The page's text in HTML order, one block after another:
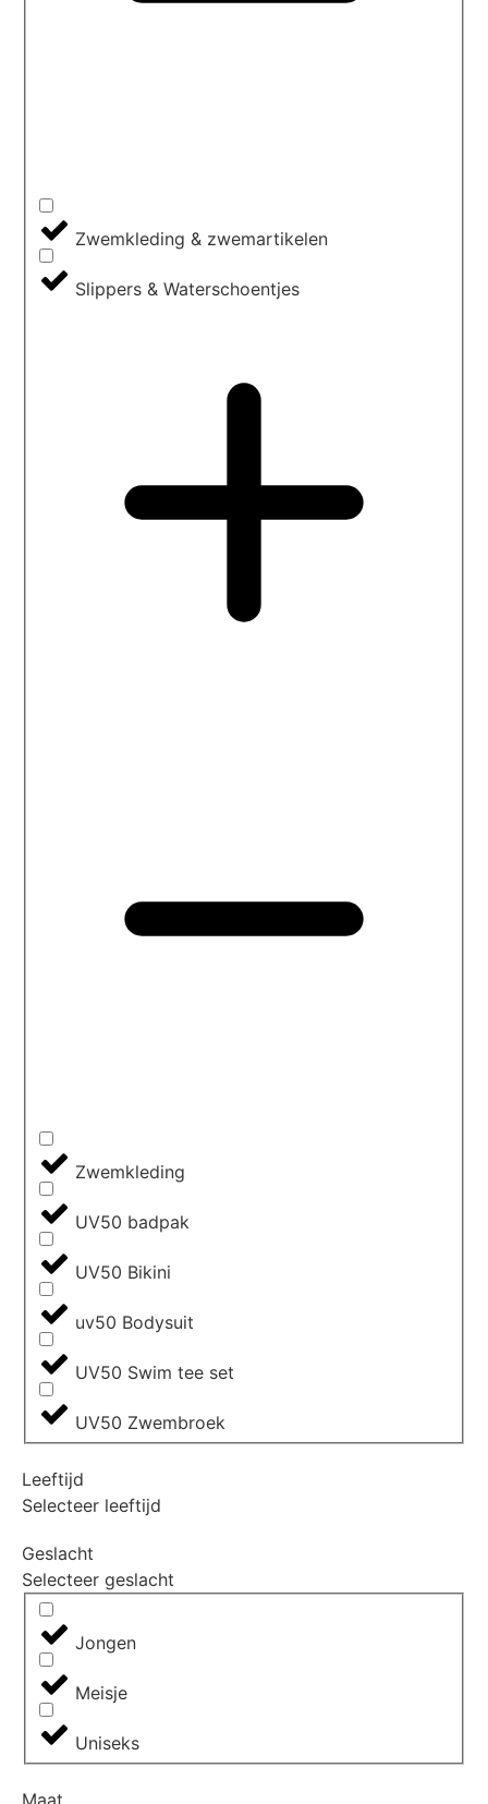
Zwemkleding & zwemartikelen
Slippers & Waterschoentjes
Zwemkleding
UV50 badpak
UV50 Bikini
uv50 Bodysuit
UV50 Swim tee set
UV50 Zwembroek
Leeftijd
Selecteer leeftijd
Geslacht
Selecteer geslacht
Jongen
Meisje
Uniseks
Maat